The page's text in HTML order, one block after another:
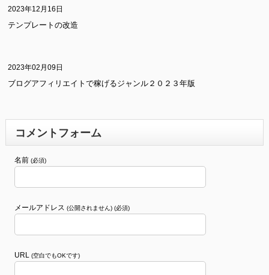
2023年12月16日
テンプレートの改造
2023年02月09日
ブログアフィリエイトで稼げるジャンル２０２３年版
コメントフォーム
名前 (必須)
メールアドレス (公開されません) (必須)
URL (空白でもOKです)